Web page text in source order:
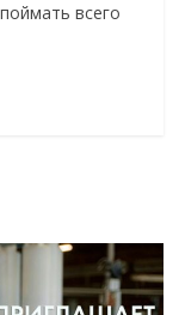
всего